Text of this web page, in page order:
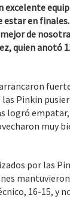
excelente
estar en
de
quien anotó
Pinkin
logró
muy
por las
16-15, y